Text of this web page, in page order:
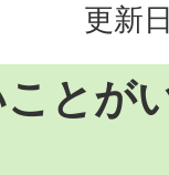
更新
とが